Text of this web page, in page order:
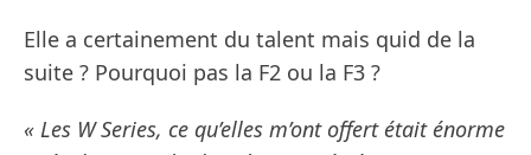
Elle a certainement du talent mais quid de la
suite ? Pourquoi pas la F2 ou la F3 ?
« Les W Series, ce qu’elles m’ont offert était énorme